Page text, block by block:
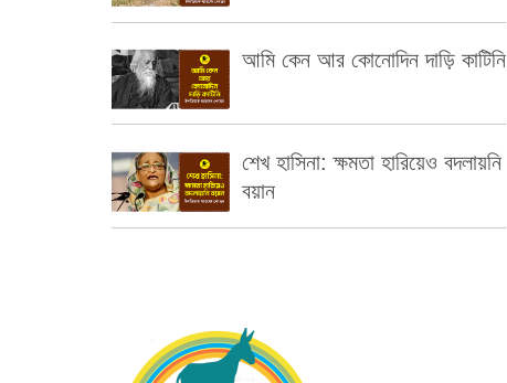
আমি কেন আর কোনোদিন দাড়ি কাটিনি
শেখ হাসিনা: ক্ষমতা হারিয়েও বদলায়নি
বয়ান